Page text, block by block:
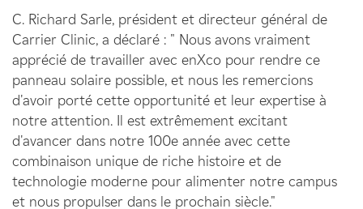
C. Richard Sarle, président et directeur général de
Carrier Clinic, a déclaré : " Nous avons vraiment
apprécié de travailler avec enXco pour rendre ce
panneau solaire possible, et nous les remercions
d'avoir porté cette opportunité et leur expertise à
notre attention. Il est extrêmement excitant
d'avancer dans notre 100e année avec cette
combinaison unique de riche histoire et de
technologie moderne pour alimenter notre campus
et nous propulser dans le prochain siècle."